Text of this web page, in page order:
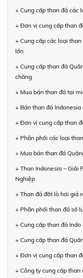
+ Cung cấp than đá các
+ Đơn vị cung cấp than
+ Cung cấp các loại
lớn
+ Cung cấp than đá
chăng
+ Mua bán than đá tại
+ Bán than đá
+ Đơn vị cung cấp than
+ Phân phối các loại
+ Mua bán than đá
+ Than Indonesia – Giải
Nghiệp
+ Than đá đốt lò hơi giá
+ Phân phối than đá số
+ Cung cấp than đá
+ Cung cấp than đá
+ Đơn vị cung cấp than
+ Công ty cung cấp